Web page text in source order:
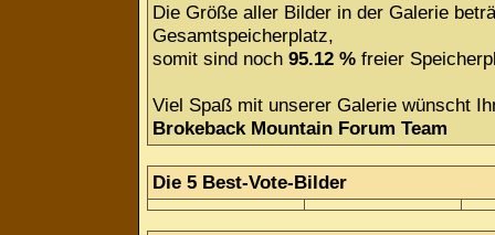
Die Größe aller Bilder in der Galerie
Gesamtspeicherplatz,
somit sind noch 95.12 % freier
Viel Spaß mit unserer Galerie wünscht
Brokeback Mountain Forum Team
Die 5 Best-Vote-Bilder